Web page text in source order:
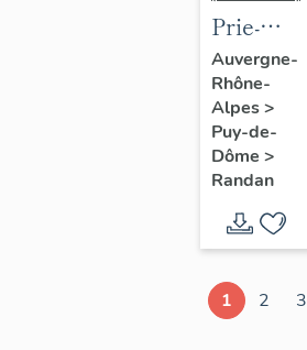
Prie-
Dieu n° 1
Auvergne-
Rhône-
Alpes>
Puy-de-
Dôme >
Randan
1 2 3